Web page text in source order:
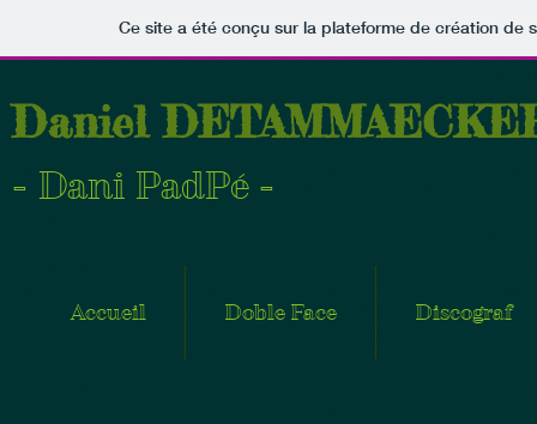
Ce site a été conçu sur la plateforme de création de
Daniel
- Dani PadPé -
Accueil Doble Face Discograf